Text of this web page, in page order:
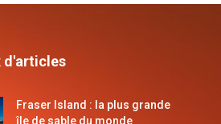
d'articles
Fraser Island : la plus grande
île de sable du monde